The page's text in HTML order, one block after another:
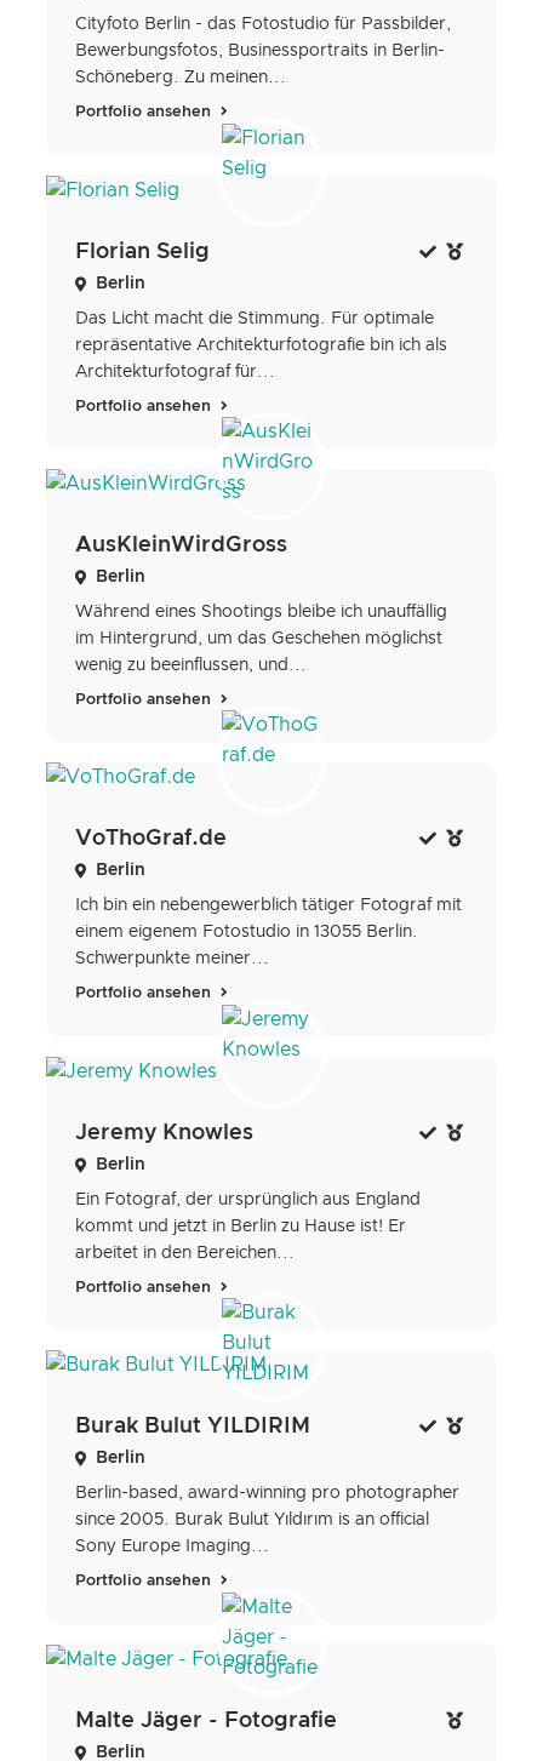
Cityfoto Berlin - das Fotostudio für Passbilder,
Bewerbungsfotos, Businessportraits in Berlin-
Schöneberg. Zu meinen...
Portfolio ansehen
Florian Selig
Berlin
Das Licht macht die Stimmung. Für optimale
repräsentative Architekturfotografie bin ich als
Architekturfotograf für...
Portfolio ansehen
AusKleinWirdGross
Berlin
Während eines Shootings bleibe ich unauffällig
im Hintergrund, um das Geschehen möglichst
wenig zu beeinflussen, und...
Portfolio ansehen
VoThoGraf.de
Berlin
Ich bin ein nebengewerblich tätiger Fotograf mit
einem eigenem Fotostudio in 13055 Berlin.
Schwerpunkte meiner...
Portfolio ansehen
Jeremy Knowles
Berlin
Ein Fotograf, der ursprünglich aus England
kommt und jetzt in Berlin zu Hause ist! Er
arbeitet in den Bereichen...
Portfolio ansehen
Burak Bulut YILDIRIM
Berlin
Berlin-based, award-winning pro photographer
since 2005. Burak Bulut Yıldırım is an official
Sony Europe Imaging...
Portfolio ansehen
Malte Jäger - Fotografie
Berlin